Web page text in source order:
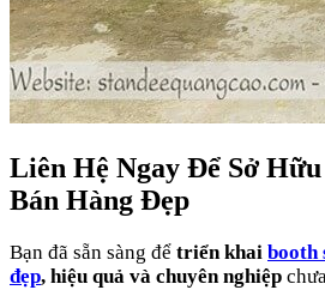
Liên Hệ Ngay Để Sở
Bán Hàng Đẹp
Bạn đã sẵn sàng để triển khai booth
đẹp, hiệu quả và chuyên nghiệp